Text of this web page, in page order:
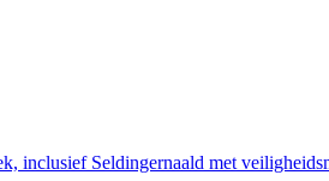
inclusief Seldingernaald met